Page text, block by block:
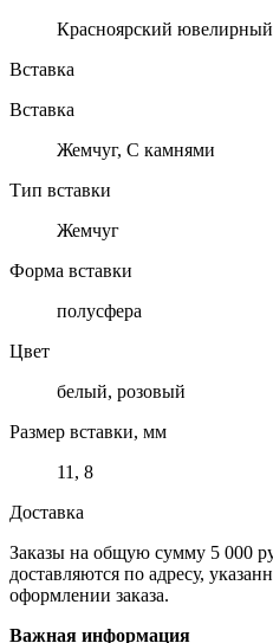
Красноярский ювелирный
Вставка
Вставка
Жемчуг, С камнями
Тип вставки
Жемчуг
Форма вставки
полусфера
Цвет
белый, розовый
Размер вставки, мм
11, 8
Доставка
Заказы на общую сумму 5 000
доставляются по адресу,
оформлении заказа.
Важная информация